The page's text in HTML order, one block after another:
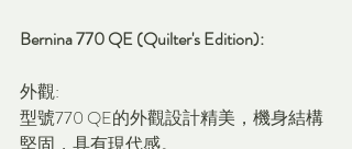
Bernina 770 QE (Quilter's Edition):
外觀:
型號770 QE的外觀設計精美，機身結構
堅固，具有現代感。